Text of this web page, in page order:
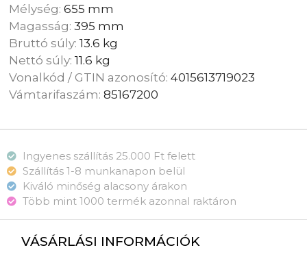
Mélység:655 mm
Magasság:395 mm
Bruttó súly:13.6 kg
Nettó súly:11.6 kg
Vonalkód / GTIN azonosító:4015613719023
Vámtarifaszám:85167200
Ingyenes szállítás 25.000 Ft felett
Szállítás 1-8 munkanapon belül
Kiváló minőség alacsony árakon
Több mint 1000 termék azonnal raktáron
VÁSÁRLÁSI INFORMÁCIÓK